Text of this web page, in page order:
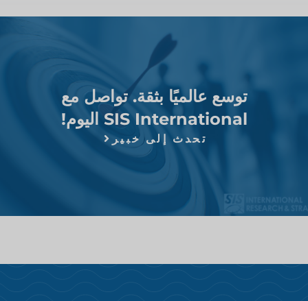
توسع عالميًا بثقة. تواصل مع
SIS International اليوم!
تحدث إلى خبير